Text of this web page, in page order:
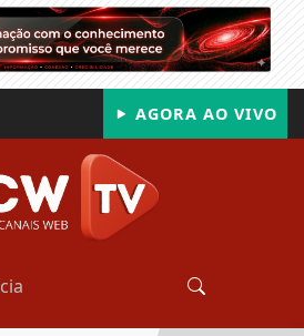
AGORA AO VIVO